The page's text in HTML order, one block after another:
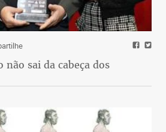
não sai da cabeça dos